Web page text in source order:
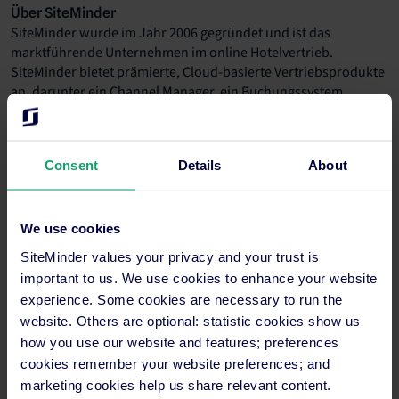
Consent Details About
We use cookies
SiteMinder values your privacy and your trust is
important to us. We use cookies to enhance your website
experience. Some cookies are necessary to run the
website. Others are optional: statistic cookies show us
how you use our website and features; preferences
cookies remember your website preferences; and
marketing cookies help us share relevant content.
Über SiteMinder
SiteMinder wurde im Jahr 2006 gegründet und ist das
marktführende Unternehmen im online Hotelvertrieb.
SiteMinder bietet prämierte, Cloud-basierte Vertriebsprodukte
an, darunter ein Channel Manager, ein Buchungssystem,
PMS/CRS Integrationen und GDS-Verbindungstools, welche es
Hoteliers erlauben, ihren online Umsatz zu steigern,
senken. Das Geschäftsmodell, welches weder einen Vertrag
noch Kommissionen verlangt, die starke Auswahl an
zu einem der renommiertesten Unternehmen in der
Reisebranche gemacht. SiteMinder hat Filialen in Bangkok,
Kapstadt, Dallas, London und Sydney und zählt mehr als 11’000
Kunden in über 105 Ländern.
Über TCV
Technology Crossover Ventures (TCV) wurde 1995 gegründet
und ist das marktführende Unternehmen, das
Wachstumskapital in private und öffentliche